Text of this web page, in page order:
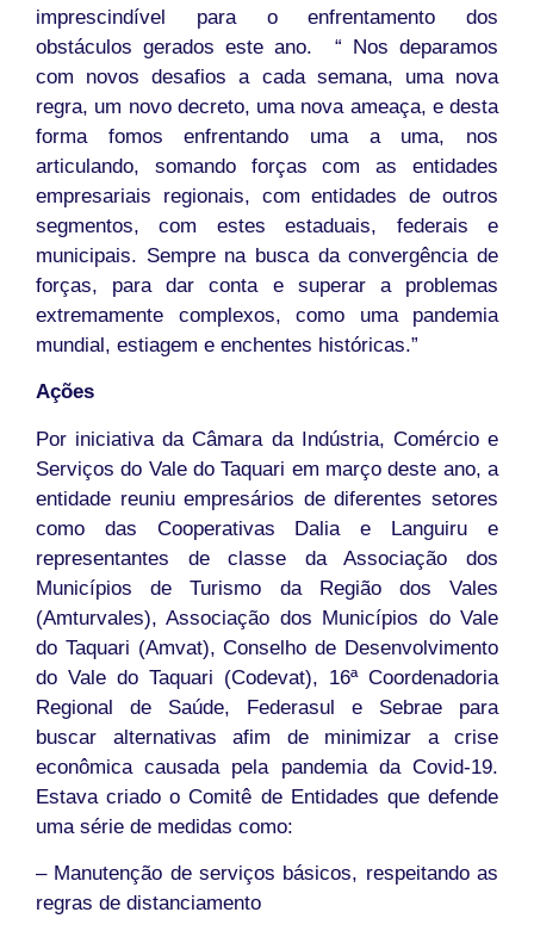
imprescindível para o enfrentamento dos
obstáculos gerados este ano. “ Nos deparamos
com novos desafios a cada semana, uma nova
regra, um novo decreto, uma nova ameaça, e desta
forma fomos enfrentando uma a uma, nos
articulando, somando forças com as entidades
empresariais regionais, com entidades de outros
segmentos, com estes estaduais, federais e
municipais. Sempre na busca da convergência de
forças, para dar conta e superar a problemas
extremamente complexos, como uma pandemia
mundial, estiagem e enchentes históricas.”
Ações
Por iniciativa da Câmara da Indústria, Comércio e
Serviços do Vale do Taquari em março deste ano, a
entidade reuniu empresários de diferentes setores
como das Cooperativas Dalia e Languiru e
representantes de classe da Associação dos
Municípios de Turismo da Região dos Vales
(Amturvales), Associação dos Municípios do Vale
do Taquari (Amvat), Conselho de Desenvolvimento
do Vale do Taquari (Codevat), 16ª Coordenadoria
Regional de Saúde, Federasul e Sebrae para
buscar alternativas afim de minimizar a crise
econômica causada pela pandemia da Covid-19.
Estava criado o Comitê de Entidades que defende
uma série de medidas como:
– Manutenção de serviços básicos, respeitando as
regras de distanciamento